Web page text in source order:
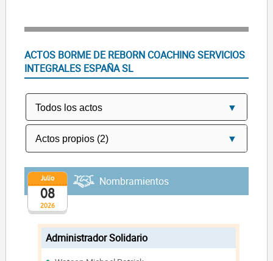
ACTOS BORME DE REBORN COACHING SERVICIOS
INTEGRALES ESPAÑA SL
2026
Julio
08
Nombramientos
Administrador Solidario